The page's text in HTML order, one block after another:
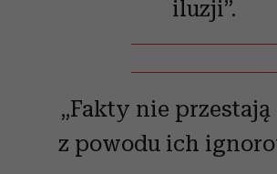
iluzji”.
„Fakty nie
z powodu ich